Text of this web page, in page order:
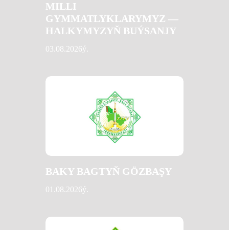
MILLI
GYMMATLYKLARYMYZ —
HALKYMYZYŇ BUÝSANJY
03.08.2026ý.
BAKY BAGTYŇ GÖZBAŞY
01.08.2026ý.